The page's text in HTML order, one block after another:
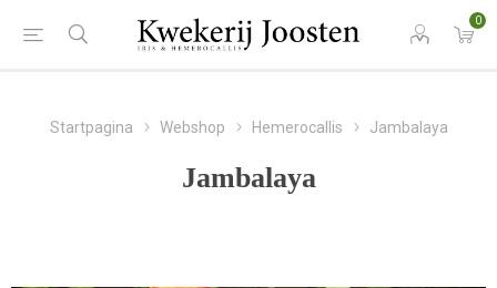
0
Startpagina Webshop Hemerocallis Jambalaya
Jambalaya